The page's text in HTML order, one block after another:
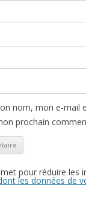
nom, mon e-mail
prochain
pour réduire les
les données de